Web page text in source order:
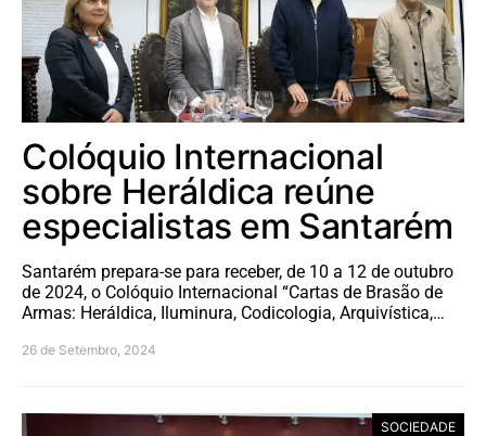
Colóquio Internacional
sobre Heráldica reúne
especialistas em Santarém
Santarém prepara-se para receber, de 10 a 12 de outubro
de 2024, o Colóquio Internacional “Cartas de Brasão de
Armas: Heráldica, Iluminura, Codicologia, Arquivística,…
26 de Setembro, 2024
SOCIEDADE